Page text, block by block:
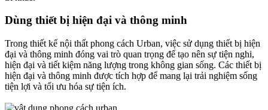
Dùng thiết bị hiện đại và thông minh​
Trong thiết kế nội thất phong cách Urban, việc sử dụng thiết bị hiện
đại và thông minh đóng vai trò quan trọng để tạo nên sự tiện nghi,
hiện đại và tiết kiệm năng lượng trong không gian sống. Các thiết bị
hiện đại và thông minh được tích hợp để mang lại trải nghiệm sống
tiện lợi và tối ưu hóa sự tiện ích.